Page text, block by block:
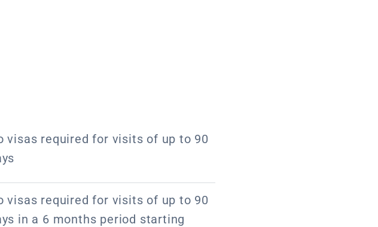
visas required for visits of up to 90
visas required for visits of up to 90
in a 6 months period starting